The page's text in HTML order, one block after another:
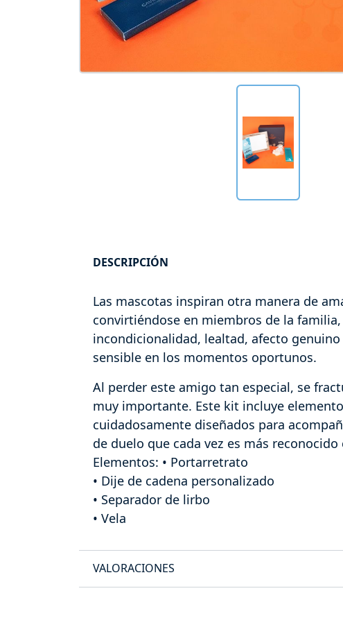
DESCRIPCIÓN
Las mascotas inspiran otra manera de
convirtiéndose en miembros de la
incondicionalidad, lealtad, afecto
sensible en los momentos oportunos.
Al perder este amigo tan especial, se
muy importante. Este kit incluye
cuidadosamente diseñados para
de duelo que cada vez es más reconocido
Elementos: • Portarretrato
• Dije de cadena personalizado
• Separador de lirbo
• Vela
VALORACIONES